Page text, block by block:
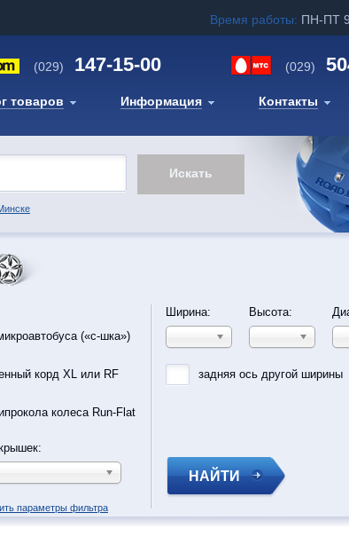
Время работы: ПН-ПТ
(029) 147-15-00 (029)
товаров Информация Контакты
(«с-шка»)
корд XL или RF
колеса Run-Flat
Ширина: Высота:
задняя ось другой ширины
НАЙТИ
параметры фильтра